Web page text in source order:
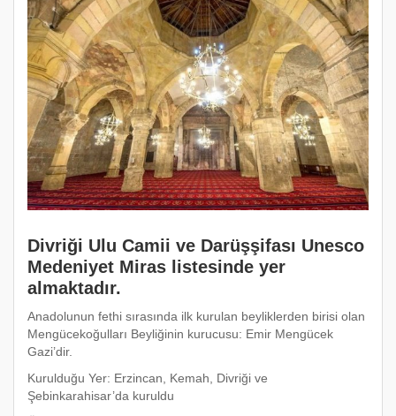
Divriği Ulu Camii ve Darüşşifası Unesco
Medeniyet Miras listesinde yer
almaktadır.
Anadolunun fethi sırasında ilk kurulan beyliklerden birisi olan
Mengücekoğulları Beyliğinin kurucusu: Emir Mengücek
Gazi’dir.
Kurulduğu Yer: Erzincan, Kemah, Divriği ve
Şebinkarahisar’da kuruldu